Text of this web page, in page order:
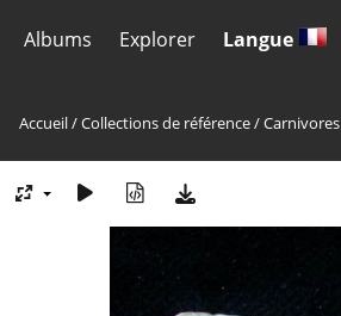
Albums Explorer Langue
Accueil/Collections de référence/Carnivores